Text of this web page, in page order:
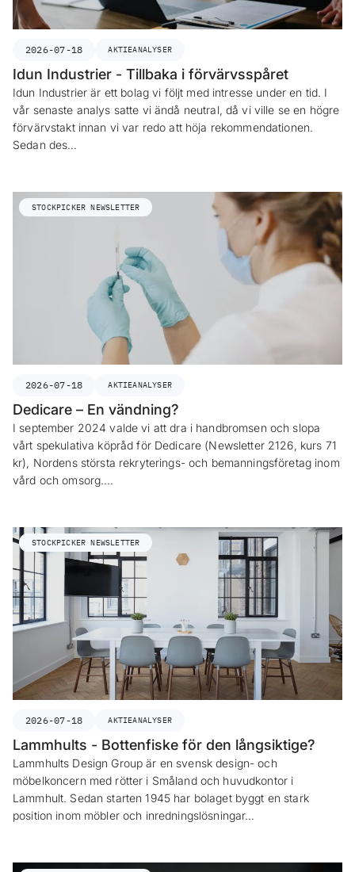
2026-07-18 AKTIEANALYSER
Idun Industrier - Tillbaka i förvärvsspåret
Idun Industrier är ett bolag vi följt med intresse under en tid. I
vår senaste analys satte vi ändå neutral, då vi ville se en högre
förvärvstakt innan vi var redo att höja rekommendationen.
Sedan des…
STOCKPICKER NEWSLETTER
2026-07-18 AKTIEANALYSER
Dedicare – En vändning?
I september 2024 valde vi att dra i handbromsen och slopa
vårt spekulativa köpråd för Dedicare (Newsletter 2126, kurs 71
kr), Nordens största rekryterings- och bemanningsföretag inom
vård och omsorg.…
STOCKPICKER NEWSLETTER
2026-07-18 AKTIEANALYSER
Lammhults - Bottenfiske för den långsiktige?
Lammhults Design Group är en svensk design- och
möbelkoncern med rötter i Småland och huvudkontor i
Lammhult. Sedan starten 1945 har bolaget byggt en stark
position inom möbler och inredningslösningar…